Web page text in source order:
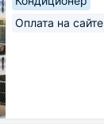
Оплата на сайте